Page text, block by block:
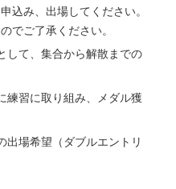
込み、出場してください。
でご了承ください。
して、集合から解散までの
練習に取り組み、メダル獲
出場希望（ダブルエントリ